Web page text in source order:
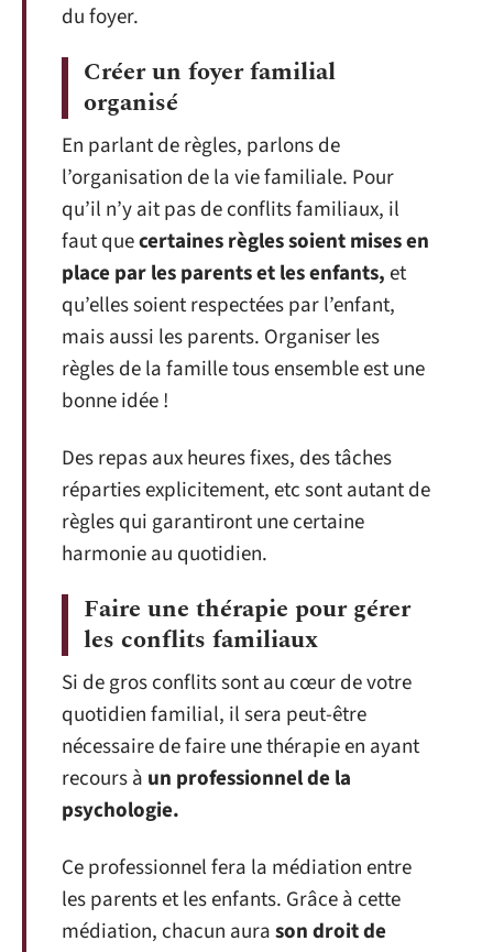
du foyer.
Créer un foyer familial
organisé
En parlant de règles, parlons de
l’organisation de la vie familiale. Pour
qu’il n’y ait pas de conflits familiaux, il
faut quecertaines règles soient mises en
place par les parents et les enfants,et
qu’elles soient respectées par l’enfant,
mais aussi les parents. Organiser les
règles de la famille tous ensemble est une
bonne idée !
Des repas aux heures fixes, des tâches
réparties explicitement, etc sont autant de
règles qui garantiront une certaine
harmonie au quotidien.
Faire une thérapie pour gérer
les conflits familiaux
Si de gros conflits sont au cœur de votre
quotidien familial, il sera peut-être
nécessaire de faire une thérapie en ayant
recours à un professionnel de la
psychologie.
Ce professionnel fera la médiation entre
les parents et les enfants. Grâce à cette
médiation, chacun aurason droit de